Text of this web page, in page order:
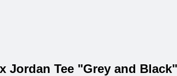
Jordan Tee "Grey and Black"